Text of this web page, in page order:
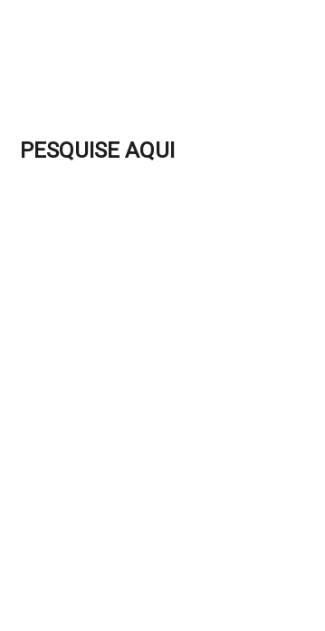
PESQUISE AQUI